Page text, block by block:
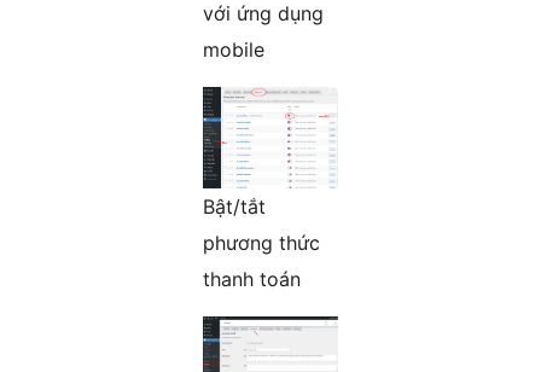
với ứng dụng
mobile
Bật/tắt
phương thức
thanh toán